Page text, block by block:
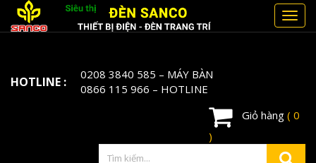
HOTLINE : 0208 3840 585 – MÁY BÀN
0866 115 966 – HOTLINE
Giỏ hàng ( 0
)